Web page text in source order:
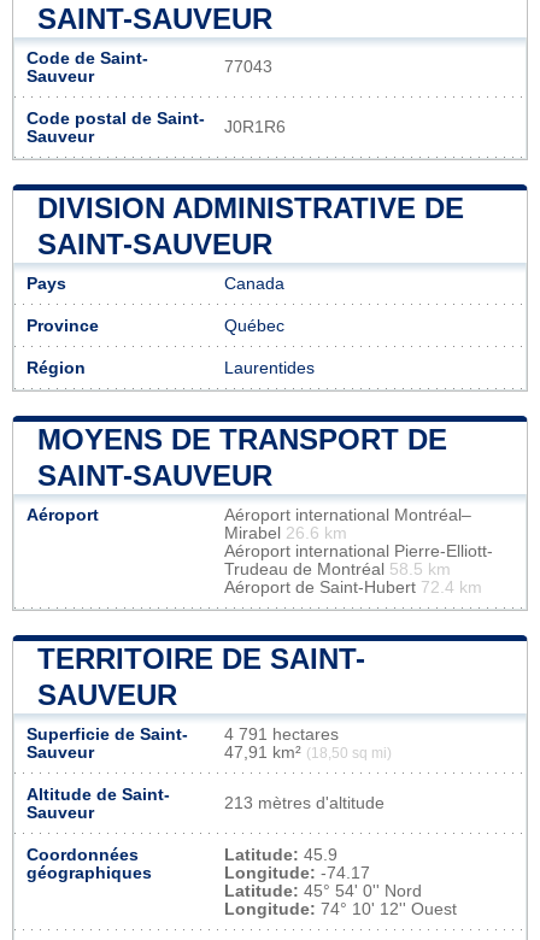
SAINT-SAUVEUR
Code de Saint-
Sauveur
77043
Code postal de Saint-
Sauveur
J0R1R6
DIVISION ADMINISTRATIVE DE
SAINT-SAUVEUR
Pays Canada
Province Québec
Région Laurentides
MOYENS DE TRANSPORT DE
SAINT-SAUVEUR
Aéroport
Aéroport international Montréal–
Mirabel 26.6 km
Aéroport international Pierre-Elliott-
Trudeau de Montréal 58.5 km
Aéroport de Saint-Hubert 72.4 km
TERRITOIRE DE SAINT-
SAUVEUR
Superficie de Saint-
Sauveur
4 791 hectares
47,91 km² (18,50 sq mi)
Altitude de Saint-
Sauveur
213 mètres d'altitude
Coordonnées
géographiques
Latitude: 45.9
Longitude: -74.17
Latitude: 45° 54' 0'' Nord
Longitude: 74° 10' 12'' Ouest